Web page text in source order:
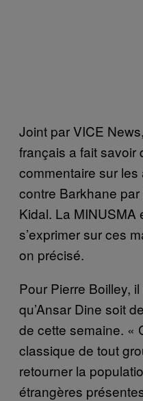
Joint par VICE
français a fait savoir
commentaire sur
contre Barkhane
Kidal. La MINUSMA
s’exprimer sur ces
on précisé.
Pour Pierre Boilley,
qu’Ansar Dine soit
de cette semaine. «
classique de tout
retourner la
étrangères